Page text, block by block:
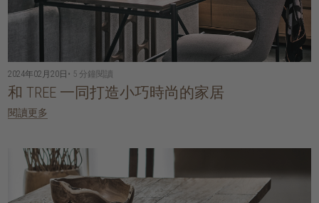
2024年02月20日 • 5 分鐘閱讀
和 TREE 一同打造小巧時尚的家居
閱讀更多